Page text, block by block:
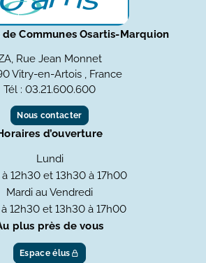
Communes Osartis-Marquion
Rue Jean Monnet
Vitry-en-Artois , France
Tél : 03.21.600.600
Nous contacter
d’ouverture
Lundi
12h30 et 13h30 à 17h00
Mardi au Vendredi
12h30 et 13h30 à 17h00
plus près de vous
Espace élus